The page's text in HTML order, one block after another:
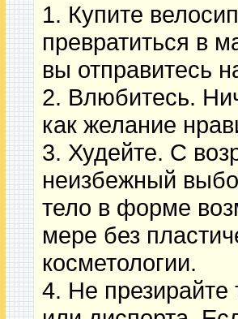
1. Купите
превратиться в
вы отправитесь
2. Влюбитесь.
как желание
3. Худейте. С
неизбежный
тело в форме
мере без
косметологии.
4. Не презирайте